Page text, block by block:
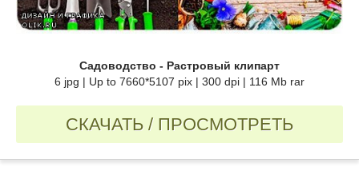
Садоводство - Растровый клипарт
6 jpg | Up to 7660*5107 pix | 300 dpi | 116 Mb rar
СКАЧАТЬ / ПРОСМОТРЕТЬ